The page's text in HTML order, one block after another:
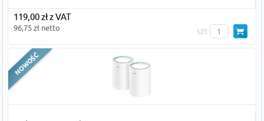
119,00 zł z VAT
96,75 zł netto szt